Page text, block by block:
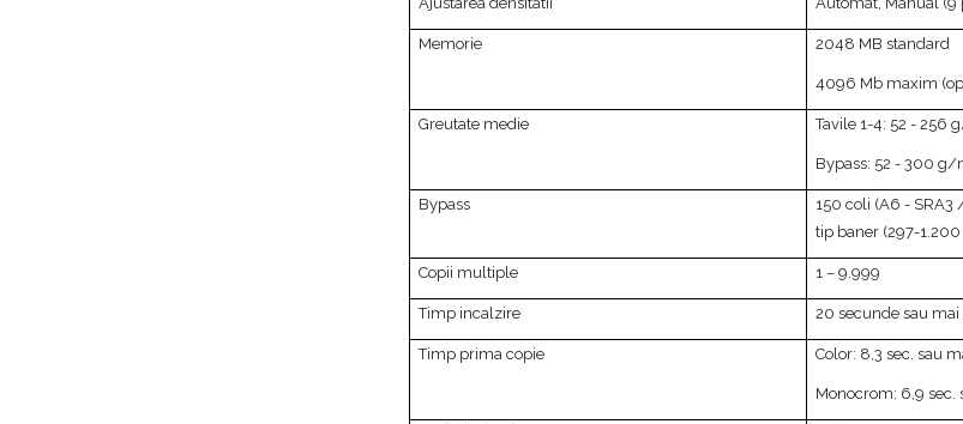
Memorie 2048 MB standard
4096 Mb maxim
Greutate medie Tavile 1-4: 52 - 256
Bypass: 52 - 300 g/
Bypass
150 coli (A6 -
tip baner (297-
Copii multiple 1 – 9.999
Timp incalzire 20 secunde sau mai
Timp prima copie Color: 8,3 sec. sau
Monocrom: 6,9 sec.